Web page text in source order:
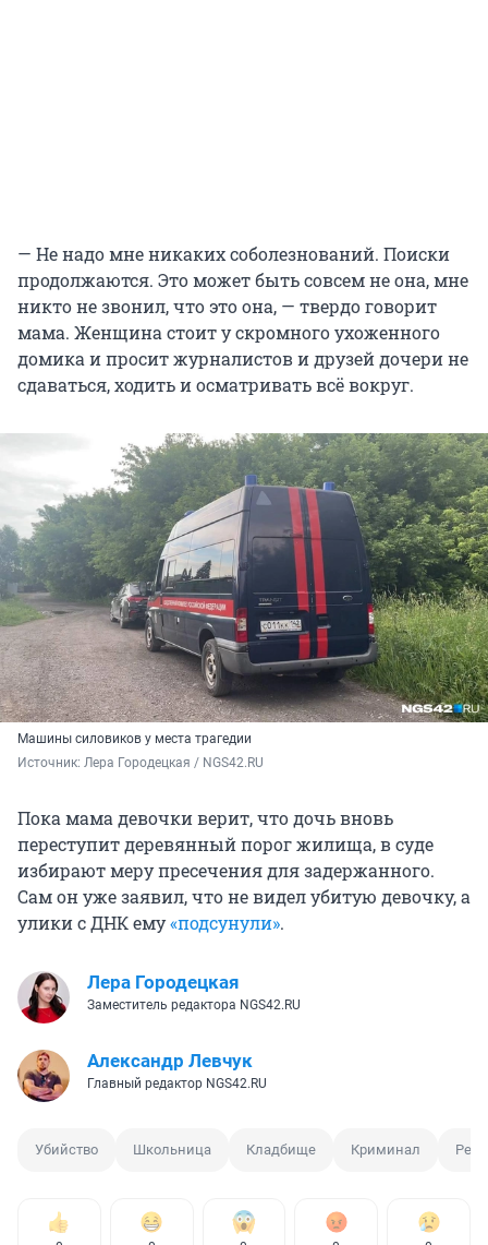
— Не надо мне никаких соболезнований. Поиски
продолжаются. Это может быть совсем не она, мне
никто не звонил, что это она, — твердо говорит
мама. Женщина стоит у скромного ухоженного
домика и просит журналистов и друзей дочери не
сдаваться, ходить и осматривать всё вокруг.
Машины силовиков у места трагедии
Источник: Лера Городецкая / NGS42.RU
Пока мама девочки верит, что дочь вновь
переступит деревянный порог жилища, в суде
избирают меру пресечения для задержанного.
Сам он уже заявил, что не видел убитую девочку, а
улики с ДНК ему«подсунули».
Лера Городецкая
Заместитель редактора NGS42.RU
Александр Левчук
Главный редактор NGS42.RU
Убийство Школьница Кладбище Криминал